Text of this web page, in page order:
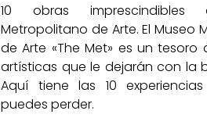
10 obras imprescindibles
Metropolitano de Arte. El Museo
de Arte «The Met» es un tesoro
artísticas que le dejarán con la
Aquí tiene las 10
puedes perder.